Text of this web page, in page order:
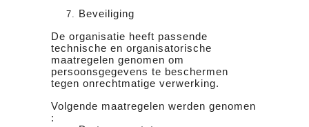
Beveiliging
De organisatie heeft passende
technische en organisatorische
maatregelen genomen om
persoonsgegevens te beschermen
tegen onrechtmatige verwerking.
Volgende maatregelen werden genomen
: